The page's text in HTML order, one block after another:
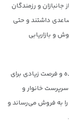
و رزمندگان
داشتند و حتی
و بازاریابی
و فرصت زیادی برای
خانوار و
را به فروش می‌رساند و